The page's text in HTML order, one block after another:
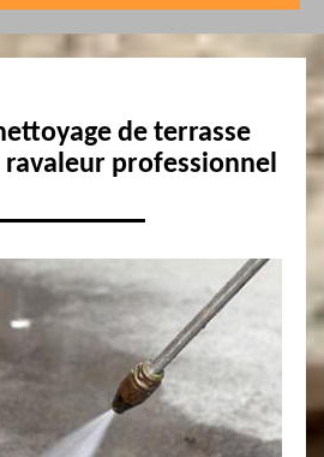
de terrasse
ravaleur professionnel